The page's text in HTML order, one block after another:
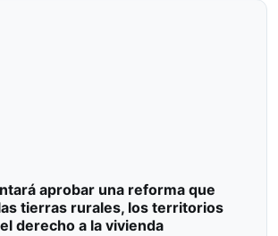
aprobar una reforma que
tierras rurales, los territorios
derecho a la vivienda